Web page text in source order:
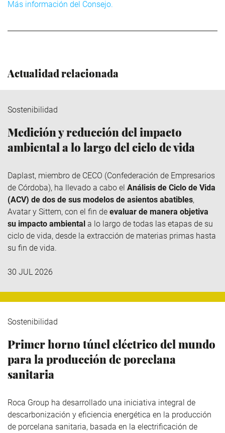
Más información del Consejo.
Actualidad relacionada
Sostenibilidad
Medición y reducción del impacto
ambiental a lo largo del ciclo de vida
Daplast, miembro de CECO (Confederación de Empresarios
de Córdoba), ha llevado a cabo el Análisis de Ciclo de Vida
(ACV) de dos de sus modelos de asientos abatibles,
Avatar y Sittem, con el fin de evaluar de manera objetiva
su impacto ambiental a lo largo de todas las etapas de su
ciclo de vida, desde la extracción de materias primas hasta
su fin de vida.
30 JUL 2026
Sostenibilidad
Primer horno túnel eléctrico del mundo
para la producción de porcelana
sanitaria
Roca Group ha desarrollado una iniciativa integral de
descarbonización y eficiencia energética en la producción
de porcelana sanitaria, basada en la electrificación de